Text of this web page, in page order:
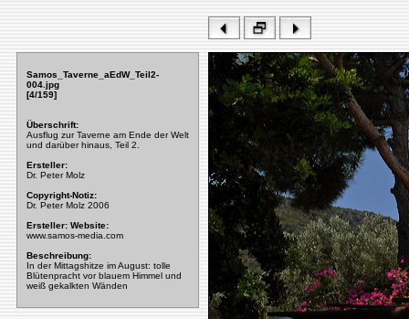
Samos_Taverne_aEdW_Teil2-
004.jpg
[4/159]
Überschrift:
Ausflug zur Taverne am Ende der Welt
und darüber hinaus, Teil 2.
Ersteller:
Dr. Peter Molz
Copyright-Notiz:
Dr. Peter Molz 2006
Ersteller: Website:
www.samos-media.com
Beschreibung:
In der Mittagshitze im August: tolle
Blütenpracht vor blauem Himmel und
weiß gekalkten Wänden